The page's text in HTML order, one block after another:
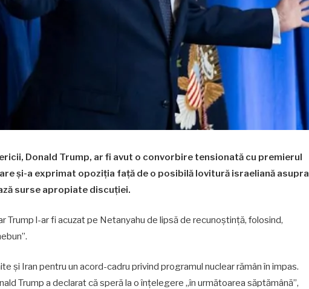
Donald Trump, ar fi avut o convorbire tensionată cu premierul
și-a exprimat opoziția față de o posibilă lovitură israeliană asupra
surse apropiate discuției.
Trump l-ar fi acuzat pe Netanyahu de lipsă de recunoștință, folosind,
și Iran pentru un acord-cadru privind programul nuclear rămân în impas.
Trump a declarat că speră la o înțelegere „în următoarea săptămână”,